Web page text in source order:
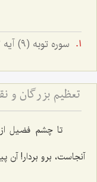
سوره توبه (٩) آیه ١٠٢.
تا چشم فضیل از
آنجاست، برو بردار! آن